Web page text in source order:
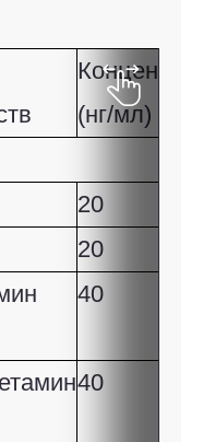
(нг/мл)
20
20
40
40